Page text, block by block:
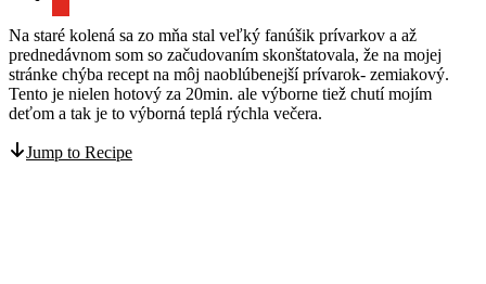
Na staré kolená sa zo mňa stal veľký fanúšik prívarkov a až
prednedávnom som so začudovaním skonštatovala, že na mojej
stránke chýba recept na môj naoblúbenejší prívarok- zemiakový.
Tento je nielen hotový za 20min. ale výborne tiež chutí mojím
deťom a tak je to výborná teplá rýchla večera.
Jump to Recipe